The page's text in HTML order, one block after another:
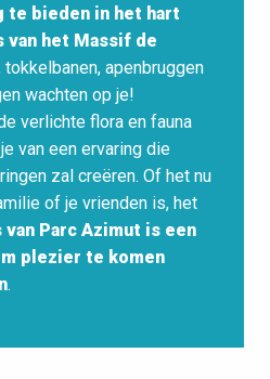
te bieden in het hart
van het Massif de
tokkelbanen, apenbruggen
wachten op je!
verlichte flora en fauna
van een ervaring die
zal creëren. Of het nu
of je vrienden is, het
Parc Azimut is een
plezier te komen
.